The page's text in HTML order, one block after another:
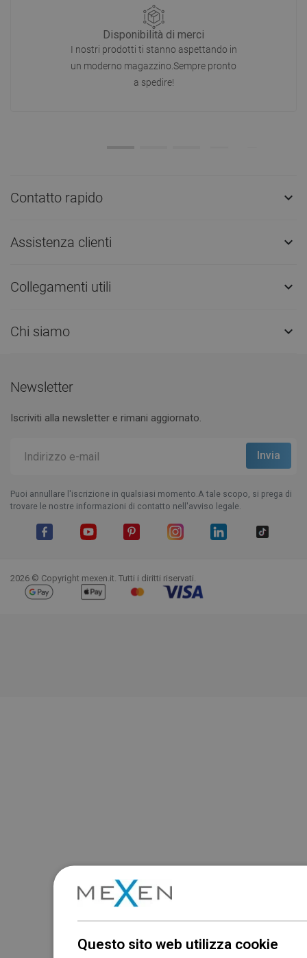
Disponibilità di merci
I nostri prodotti ti stanno aspettando in
un moderno magazzino.Sempre pronto
a spedire!
Contatto rapido 
Assistenza clienti 
Collegamenti utili 
Chi siamo 
Newsletter
Iscriviti alla newsletter e rimani aggiornato.
Puoi annullare l'iscrizione in qualsiasi momento.A tale scopo, si prega di
trovare le nostre informazioni di contatto nell'avviso legale.
2026 © Copyright mexen.it. Tutti i diritti riservati.
Questo sito web utilizza cookie